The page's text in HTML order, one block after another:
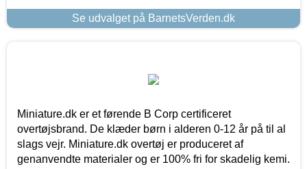
Se udvalget på BarnetsVerden.dk
Miniature.dk er et førende B Corp certificeret
overtøjsbrand. De klæder børn i alderen 0-12 år på til al
slags vejr. Miniature.dk overtøj er produceret af
genanvendte materialer og er 100% fri for skadelig kemi.